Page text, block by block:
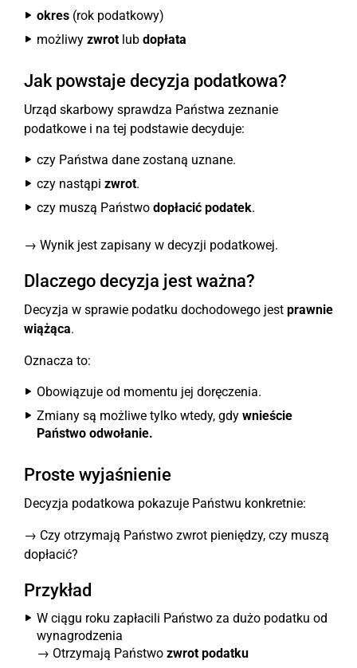
okres (rok podatkowy)
możliwy zwrotlub dopłata
Jak powstaje decyzja podatkowa?
Urząd skarbowy sprawdza Państwa zeznanie
podatkowe i na tej podstawie decyduje:
czy Państwa dane zostaną uznane.
czy nastąpi zwrot.
czy muszą Państwo dopłacić podatek.
→ Wynik jest zapisany w decyzji podatkowej.
Dlaczego decyzja jest ważna?
Decyzja w sprawie podatku dochodowego jest prawnie
wiążąca.
Oznacza to:
Obowiązuje od momentu jej doręczenia.
Zmiany są możliwe tylko wtedy, gdy wnieście
Państwo odwołanie.
Proste wyjaśnienie
Decyzja podatkowa pokazuje Państwu konkretnie:
→ Czy otrzymają Państwo zwrot pieniędzy, czy muszą
dopłacić?
Przykład
W ciągu roku zapłacili Państwo za dużo podatku od
wynagrodzenia
→ Otrzymają Państwo zwrot podatku